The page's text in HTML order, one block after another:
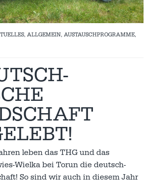
, ALLGEMEIN, AUSTAUSCH­PROGRAMME,
leben das THG und das
Wielka bei Torun die deutsch-
So sind wir auch in diesem Jahr